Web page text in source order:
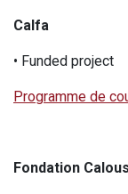
Calfa
• Funded project
Programme de
Fondation